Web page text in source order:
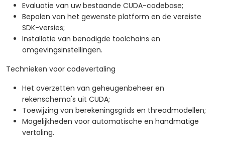
Evaluatie van uw bestaande CUDA-codebase;
Bepalen van het gewenste platform en de vereiste
SDK-versies;
Installatie van benodigde toolchains en
omgevingsinstellingen.
Technieken voor codevertaling
Het overzetten van geheugenbeheer en
rekenschema's uit CUDA;
Toewijzing van berekeningsgrids en threadmodellen;
Mogelijkheden voor automatische en handmatige
vertaling.